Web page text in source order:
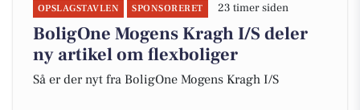
OPSLAGSTAVLEN SPONSORERET 23 timer siden
BoligOne Mogens Kragh I/S deler
ny artikel om flexboliger
Så er der nyt fra BoligOne Mogens Kragh I/S